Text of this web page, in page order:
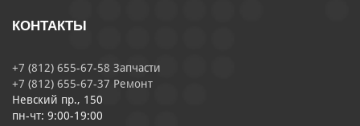
КОНТАКТЫ
+7 (812) 655-67-58 Запчасти
+7 (812) 655-67-37 Ремонт
Невский пр., 150
пн-чт: 9:00-19:00